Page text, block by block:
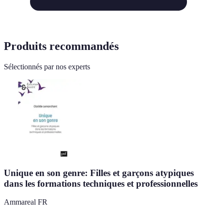
Produits recommandés
Sélectionnés par nos experts
Unique en son genre: Filles et garçons atypiques
dans les formations techniques et professionnelles
Ammareal FR